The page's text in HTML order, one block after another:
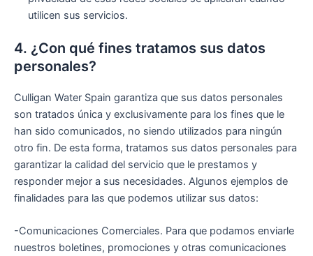
utilicen sus servicios.
4. ¿Con qué fines tratamos sus datos
personales?
Culligan Water Spain garantiza que sus datos personales
son tratados única y exclusivamente para los fines que le
han sido comunicados, no siendo utilizados para ningún
otro fin. De esta forma, tratamos sus datos personales para
garantizar la calidad del servicio que le prestamos y
responder mejor a sus necesidades. Algunos ejemplos de
finalidades para las que podemos utilizar sus datos:
-Comunicaciones Comerciales. Para que podamos enviarle
nuestros boletines, promociones y otras comunicaciones